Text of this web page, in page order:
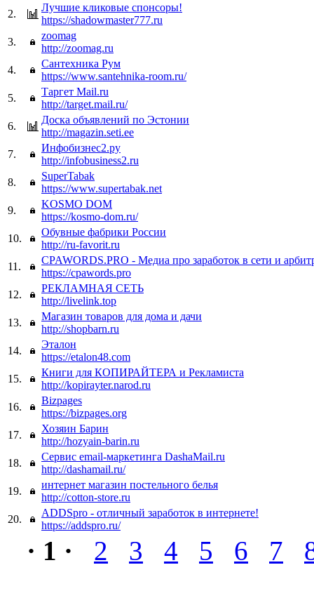
2.
Лучшие кликовые спонсоры!
https://shadowmaster777.ru
3.
zoomag
http://zoomag.ru
4.
Сантехника Рум
https://www.santehnika-room.ru/
5.
Таргет Mail.ru
http://target.mail.ru/
6.
Доска объявлений по Эстонии
http://magazin.seti.ee
7.
Инфобизнес2.ру
http://infobusiness2.ru
8.
SuperTabak
https://www.supertabak.net
9.
KOSMO DOM
https://kosmo-dom.ru/
10.
Обувные фабрики России
http://ru-favorit.ru
11.
CPAWORDS.PRO - Медиа про заработок в сети и
https://cpawords.pro
12.
РЕКЛАМНАЯ СЕТЬ
http://livelink.top
13.
Магазин товаров для дома и дачи
http://shopbarn.ru
14.
Эталон
https://etalon48.com
15.
Книги для КОПИРАЙТЕРА и Рекламиста
http://kopirayter.narod.ru
16.
Bizpages
https://bizpages.org
17.
Хозяин Барин
http://hozyain-barin.ru
18.
Сервис email-маркетинга DashaMail.ru
http://dashamail.ru/
19.
интернет магазин постельного белья
http://cotton-store.ru
20.
ADDSpro - отличный заработок в интернете!
https://addspro.ru/
· 1 · 2 3 4 5 6 7